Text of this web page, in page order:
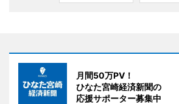
月間50万PV！
ひなた宮崎経済新聞の
応援サポーター募集中